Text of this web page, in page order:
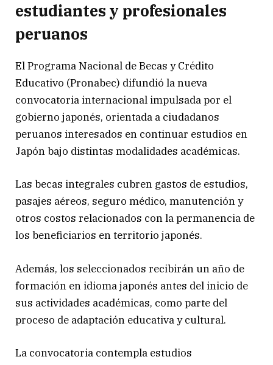
estudiantes y profesionales
peruanos
El Programa Nacional de Becas y Crédito
Educativo (Pronabec) difundió la nueva
convocatoria internacional impulsada por el
gobierno japonés, orientada a ciudadanos
peruanos interesados en continuar estudios en
Japón bajo distintas modalidades académicas.
Las becas integrales cubren gastos de estudios,
pasajes aéreos, seguro médico, manutención y
otros costos relacionados con la permanencia de
los beneficiarios en territorio japonés.
Además, los seleccionados recibirán un año de
formación en idioma japonés antes del inicio de
sus actividades académicas, como parte del
proceso de adaptación educativa y cultural.
La convocatoria contempla estudios